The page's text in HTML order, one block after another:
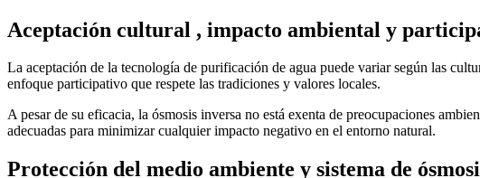
Aceptación cultural , impacto ambiental y
La aceptación de la tecnología de purificación de agua puede variar según las
enfoque participativo que respete las tradiciones y valores locales.
A pesar de su eficacia, la ósmosis inversa no está exenta de preocupaciones
adecuadas para minimizar cualquier impacto negativo en el entorno natural.
Protección del medio ambiente y sistema de